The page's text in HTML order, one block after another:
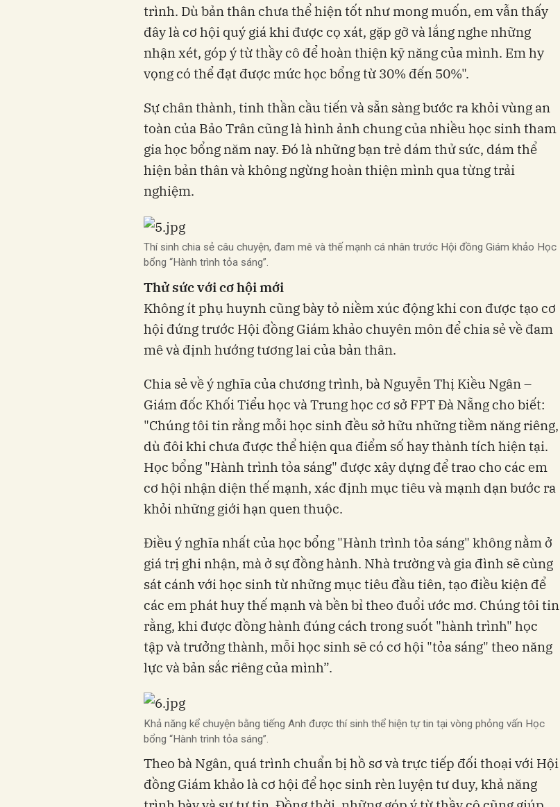
trình. Dù bản thân chưa thể hiện tốt như mong muốn, em vẫn thấy
đây là cơ hội quý giá khi được cọ xát, gặp gỡ và lắng nghe những
nhận xét, góp ý từ thầy cô để hoàn thiện kỹ năng của mình. Em hy
vọng có thể đạt được mức học bổng từ 30% đến 50%".
Sự chân thành, tinh thần cầu tiến và sẵn sàng bước ra khỏi vùng an
toàn của Bảo Trân cũng là hình ảnh chung của nhiều học sinh tham
gia học bổng năm nay. Đó là những bạn trẻ dám thử sức, dám thể
hiện bản thân và không ngừng hoàn thiện mình qua từng trải
nghiệm.
Thí sinh chia sẻ câu chuyện, đam mê và thế mạnh cá nhân trước Hội đồng Giám khảo Học
bổng “Hành trình tỏa sáng”.
Thử sức với cơ hội mới
Không ít phụ huynh cũng bày tỏ niềm xúc động khi con được tạo cơ
hội đứng trước Hội đồng Giám khảo chuyên môn để chia sẻ về đam
mê và định hướng tương lai của bản thân.
Chia sẻ về ý nghĩa của chương trình, bà Nguyễn Thị Kiều Ngân –
Giám đốc Khối Tiểu học và Trung học cơ sở FPT Đà Nẵng cho biết:
"Chúng tôi tin rằng mỗi học sinh đều sở hữu những tiềm năng riêng,
dù đôi khi chưa được thể hiện qua điểm số hay thành tích hiện tại.
Học bổng "Hành trình tỏa sáng" được xây dựng để trao cho các em
cơ hội nhận diện thế mạnh, xác định mục tiêu và mạnh dạn bước ra
khỏi những giới hạn quen thuộc.
Điều ý nghĩa nhất của học bổng "Hành trình tỏa sáng" không nằm ở
giá trị ghi nhận, mà ở sự đồng hành. Nhà trường và gia đình sẽ cùng
sát cánh với học sinh từ những mục tiêu đầu tiên, tạo điều kiện để
các em phát huy thế mạnh và bền bỉ theo đuổi ước mơ. Chúng tôi tin
rằng, khi được đồng hành đúng cách trong suốt "hành trình" học
tập và trưởng thành, mỗi học sinh sẽ có cơ hội "tỏa sáng" theo năng
lực và bản sắc riêng của mình”.
Khả năng kể chuyện bằng tiếng Anh được thí sinh thể hiện tự tin tại vòng phỏng vấn Học
bổng “Hành trình tỏa sáng”.
Theo bà Ngân, quá trình chuẩn bị hồ sơ và trực tiếp đối thoại với Hội
đồng Giám khảo là cơ hội để học sinh rèn luyện tư duy, khả năng